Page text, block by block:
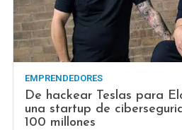
EMPRENDEDORES
De hackear Teslas para
una startup de
100 millones